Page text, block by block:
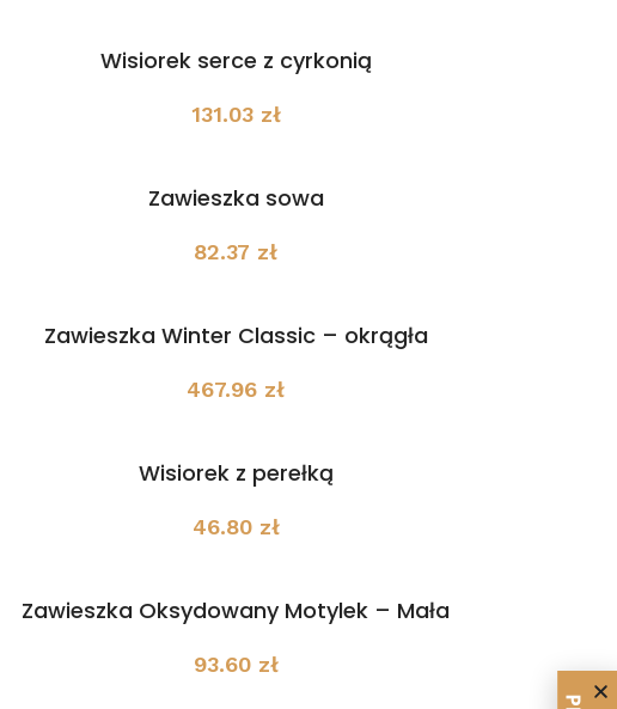
Wisiorek serce z cyrkonią
131.03 zł
Zawieszka sowa
82.37 zł
Zawieszka Winter Classic – okrągła
467.96 zł
Wisiorek z perełką
46.80 zł
Zawieszka Oksydowany Motylek – Mała
93.60 zł